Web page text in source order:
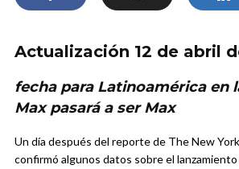
Actualización 12 de abril
fecha para Latinoamérica en
Max pasará a ser Max
Un día después del reporte de The New
confirmó algunos datos sobre el